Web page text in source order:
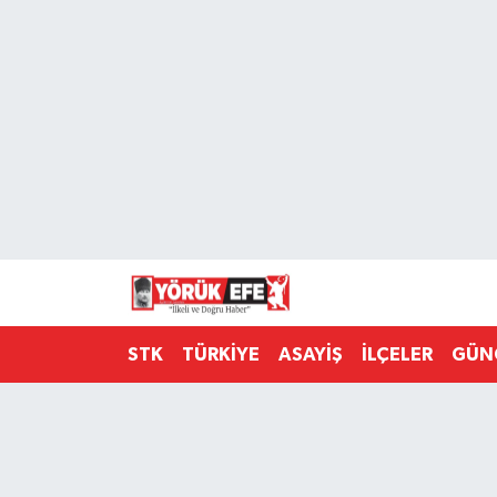
STK TÜRKİYE ASAYİŞ İLÇELER
Süper Lig Puan Durumu ve Fikstür
Tüm Manşetler